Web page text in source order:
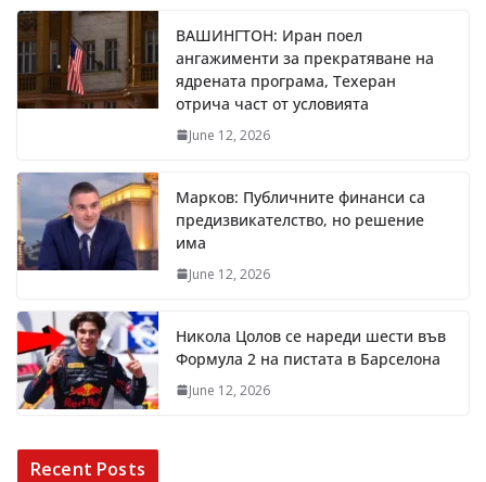
ВАШИНГТОН: Иран поел
ангажименти за прекратяване на
ядрената програма, Техеран
отрича част от условията
June 12, 2026
Марков: Публичните финанси са
предизвикателство, но решение
има
June 12, 2026
Никола Цолов се нареди шести във
Формула 2 на пистата в Барселона
June 12, 2026
Recent Posts